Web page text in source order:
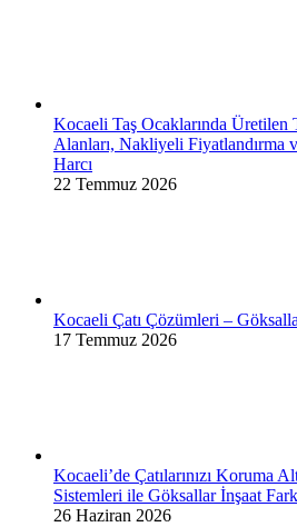
Kocaeli Taş Ocaklarında Üretilen
Alanları, Nakliyeli Fiyatlandırma
Harcı
22 Temmuz 2026
Kocaeli Çatı Çözümleri –
17 Temmuz 2026
Kocaeli’de Çatılarınızı Koruma
Sistemleri ile Göksallar İnşaat
26 Haziran 2026